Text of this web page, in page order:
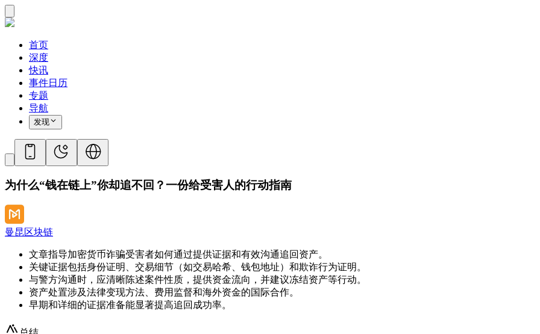
首页
深度
快讯
事件日历
专题
导航
发现
为什么“钱在链上”你却追不回？一份给受害人的行动指南
曼昆区块链
文章指导加密货币诈骗受害者如何通过提供证据和有效沟通追回资产。
关键证据包括身份证明、交易细节（如交易哈希、钱包地址）和欺诈行为证明。
与警方沟通时，应清晰陈述案件性质，提供资金流向，并建议冻结资产等行动。
资产处置涉及法律变现方法、费用监督和海外资金的国际合作。
早期和详细的证据准备能显著提高追回成功率。